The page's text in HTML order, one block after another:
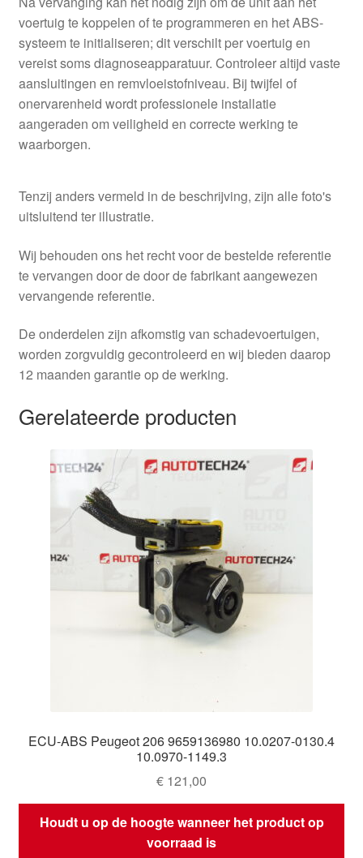
voertuig te koppelen of te programmeren en het ABS-
systeem te initialiseren; dit verschilt per voertuig en
vereist soms diagnoseapparatuur. Controleer altijd vaste
aansluitingen en remvloeistofniveau. Bij twijfel of
onervarenheid wordt professionele installatie
aangeraden om veiligheid en correcte werking te
waarborgen.
Tenzij anders vermeld in de beschrijving, zijn alle foto's
uitsluitend ter illustratie.
Wij behouden ons het recht voor de bestelde referentie
te vervangen door de door de fabrikant aangewezen
vervangende referentie.
De onderdelen zijn afkomstig van schadevoertuigen,
worden zorgvuldig gecontroleerd en wij bieden daarop
12 maanden garantie op de werking.
Gerelateerde producten
ECU-ABS Peugeot 206 9659136980 10.0207-0130.4
10.0970-1149.3
€ 121,00
Houdt u op de hoogte wanneer het product op
voorraad is